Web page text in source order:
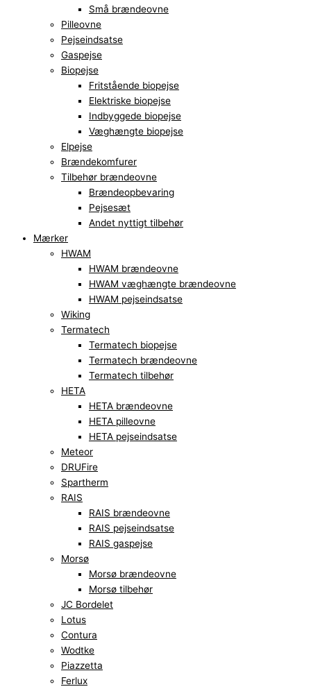
Små brændeovne
Pilleovne
Pejseindsatse
Gaspejse
Biopejse
Fritstående biopejse
Elektriske biopejse
Indbyggede biopejse
Væghængte biopejse
Elpejse
Brændekomfurer
Tilbehør brændeovne
Brændeopbevaring
Pejsesæt
Andet nyttigt tilbehør
Mærker
HWAM
HWAM brændeovne
HWAM væghængte brændeovne
HWAM pejseindsatse
Wiking
Termatech
Termatech biopejse
Termatech brændeovne
Termatech tilbehør
HETA
HETA brændeovne
HETA pilleovne
HETA pejseindsatse
Meteor
DRUFire
Spartherm
RAIS
RAIS brændeovne
RAIS pejseindsatse
RAIS gaspejse
Morsø
Morsø brændeovne
Morsø tilbehør
JC Bordelet
Lotus
Contura
Wodtke
Piazzetta
Ferlux